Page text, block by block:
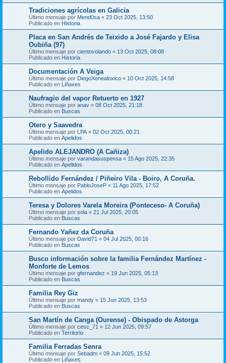
Tradiciones agrícolas en Galicia
Último mensaje por Mend0sa « 23 Oct 2025, 13:50
Publicado en Historia
Placa en San Andrés de Teixido a José Fajardo y Elisa
Oubiña (97)
Último mensaje por cientovolando « 13 Oct 2025, 08:08
Publicado en Historia
Documentación A Veiga
Último mensaje por DiegoXenealoxico « 10 Oct 2025, 14:58
Publicado en Liñaxes
Naufragio del vapor Retuerto en 1927
Último mensaje por anav « 08 Oct 2025, 21:18
Publicado en Buscas
Otero y Saavedra
Último mensaje por LPA « 02 Oct 2025, 00:21
Publicado en Apelidos
Apelido ALEJANDRO (A Cañiza)
Último mensaje por varandasuspensa « 15 Ago 2025, 22:35
Publicado en Apelidos
Rebollido Fernández / Piñeiro Vila - Boiro, A Coruña.
Último mensaje por PabloJoseP « 11 Ago 2025, 17:52
Publicado en Apelidos
Teresa y Dolores Varela Moreira (Ponteceso- A Coruña)
Último mensaje por sola « 21 Jul 2025, 20:05
Publicado en Buscas
Fernando Yañez da Coruña
Último mensaje por David71 « 04 Jul 2025, 00:16
Publicado en Buscas
Busco información sobre la familia Fernández Martínez -
Monforte de Lemos
Último mensaje por gfernandez « 19 Jun 2025, 05:13
Publicado en Buscas
Familia Rey Giz
Último mensaje por mandy « 15 Jun 2025, 13:53
Publicado en Buscas
San Martín de Canga (Ourense) - Obispado de Astorga
Último mensaje por cesc_71 « 12 Jun 2025, 09:57
Publicado en Territorio
Familia Ferradas Senra
Último mensaje por Sebadm « 09 Jun 2025, 15:52
Publicado en Liñaxes